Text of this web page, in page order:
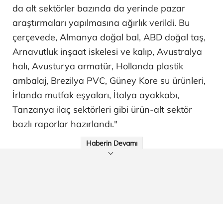
da alt sektörler bazında da yerinde pazar
araştırmaları yapılmasına ağırlık verildi. Bu
çerçevede, Almanya doğal bal, ABD doğal taş,
Arnavutluk inşaat iskelesi ve kalıp, Avustralya
halı, Avusturya armatür, Hollanda plastik
ambalaj, Brezilya PVC, Güney Kore su ürünleri,
İrlanda mutfak eşyaları, İtalya ayakkabı,
Tanzanya ilaç sektörleri gibi ürün-alt sektör
bazlı raporlar hazırlandı."
Haberin Devamı